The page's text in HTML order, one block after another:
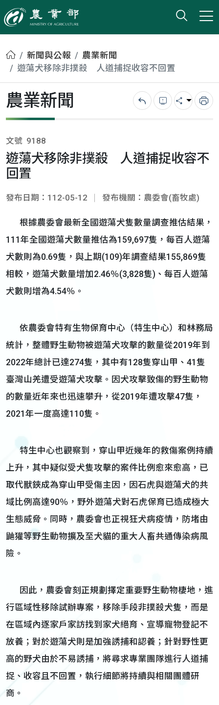
農業部
打開
小版
首頁新聞與公報
農業新聞
遊蕩犬移除非撲殺 人道捕捉收容不回置
農業新聞 回上一頁錯誤回報
分享 列
文號 9188
遊蕩犬移除非撲殺 人道捕捉收容不
回置
發布日期：112-05-12 發布機關：農委會(畜牧處)
根據農委會最新全國遊蕩犬隻數量調查推估結果，
111年全國遊蕩犬數量推估為159,697隻，每百人遊蕩
犬數則為0.69隻，與上期(109)年調查結果155,869隻
相較，遊蕩犬數量增加2.46％(3,828隻)、每百人遊蕩
犬數則增為4.54％。
依農委會特有生物保育中心（特生中心）和林務局
統計，整體野生動物被遊蕩犬攻擊的數量從2019年到
2022年總計已達274隻，其中有128隻穿山甲、41隻
臺灣山羌遭受遊蕩犬攻擊。因犬攻擊致傷的野生動物
的數量近年來也迅速攀升，從2019年遭攻擊47隻，
2021年一度高達110隻。
特生中心也觀察到，穿山甲近幾年的救傷案例持續
上升，其中疑似受犬隻攻擊的案件比例愈來愈高，已
取代獸鋏成為穿山甲受傷主因，因石虎與遊蕩犬的共
域比例高達90％，野外遊蕩犬對石虎保育已造成極大
生態威脅。同時，農委會也正視狂犬病疫情，防堵由
鼬獾等野生動物擴及至犬貓的重大人畜共通傳染病風
險。
因此，農委會刻正規劃擇定重要野生動物棲地，進
行區域性移除試辦專案，移除手段非撲殺犬隻，而是
在區域內逐家戶家訪找到家犬絕育、宣導寵物登記不
放養；對於遊蕩犬則是加強誘捕和認養；針對野性更
高的野犬由於不易誘捕，將尋求專業團隊進行人道捕
捉、收容且不回置，執行細節將持續與相關團體研
商。